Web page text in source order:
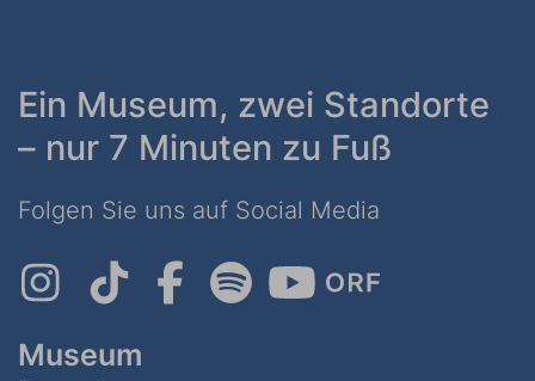
Ein Museum, zwei Standorte
– nur 7 Minuten zu Fuß
Folgen Sie uns auf Social Media
Museum